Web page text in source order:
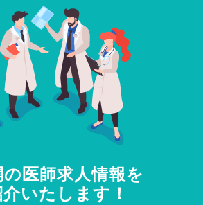
医師求人情報を
いたします！